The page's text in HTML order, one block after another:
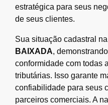
estratégica para seus
de seus clientes.
Sua situação cadastral
BAIXADA,
conformidade com todas
tributárias. Isso garante
confiabilidade para seus
parceiros comerciais. A